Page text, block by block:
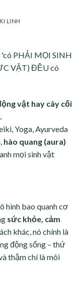
LINH
vật hay cây cối
Yoga, Ayurveda
hào quang (aura)
mọi sinh vật
hình bao quanh cơ
sức khỏe, cảm
khác, nó chính là
động sống – thứ
thậm chí là môi